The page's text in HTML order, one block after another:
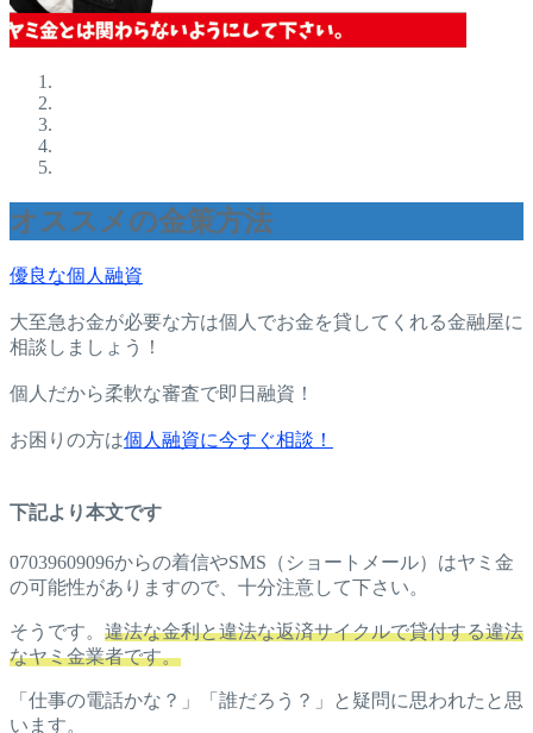
オススメの金策方法
優良な個人融資
大至急お金が必要な方は個人でお金を貸してくれる金融屋に
相談しましょう！
個人だから柔軟な審査で即日融資！
お困りの方は個人融資に今すぐ相談！
下記より本文です
07039609096からの着信やSMS（ショートメール）はヤミ金
の可能性がありますので、十分注意して下さい。
そうです。 違法な金利と違法な返済サイクルで貸付する違法
なヤミ金業者です。
「仕事の電話かな？」「誰だろう？」と疑問に思われたと思
います。